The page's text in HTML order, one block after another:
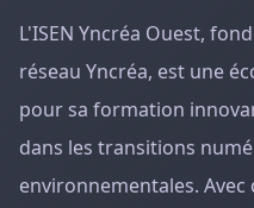
L'ISEN Yncréa Ouest,
réseau Yncréa, est une
pour sa formation
dans les transitions
environnementales. Avec